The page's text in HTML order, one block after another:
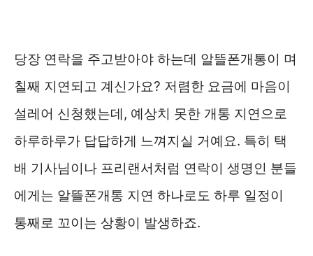
당장 연락을 주고받아야 하는데 알뜰폰개통이 며
칠째 지연되고 계신가요? 저렴한 요금에 마음이
설레어 신청했는데, 예상치 못한 개통 지연으로
하루하루가 답답하게 느껴지실 거예요. 특히 택
배 기사님이나 프리랜서처럼 연락이 생명인 분들
에게는 알뜰폰개통 지연 하나로도 하루 일정이
통째로 꼬이는 상황이 발생하죠.